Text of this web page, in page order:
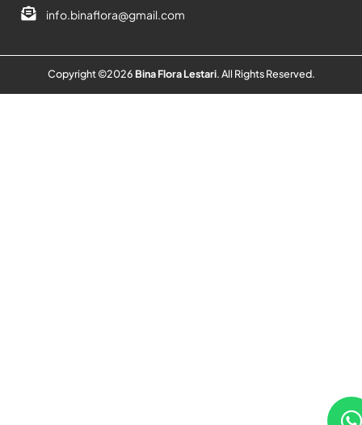
info.binaflora@gmail.com
Copyright ©2026 Bina Flora Lestari. All Rights Reserved.